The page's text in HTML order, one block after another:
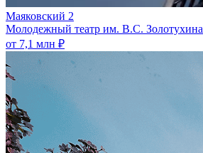
Маяковский 2
Молодежный театр им. В.С. Золотухина
от 7,1 млн ₽